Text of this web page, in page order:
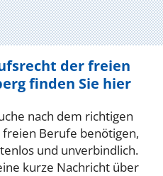
der freien
finden Sie hier
nach dem richtigen
Berufe benötigen,
und unverbindlich.
kurze Nachricht über